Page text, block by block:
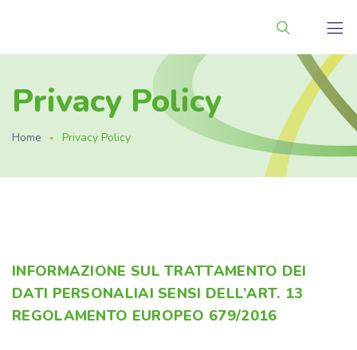
Privacy Policy
Home Privacy Policy
INFORMAZIONE SUL TRATTAMENTO DEI
DATI PERSONALIAI SENSI DELL’ART. 13
REGOLAMENTO EUROPEO 679/2016